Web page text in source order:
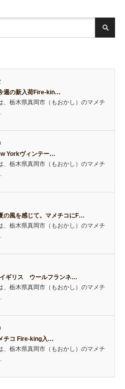
週の新入荷Fire-kin…
、栃木県真岡市（もおかし）のマメチ
Yorkヴィンテー…
、栃木県真岡市（もおかし）のマメチ
の風を感じて。マメチコにF…
、栃木県真岡市（もおかし）のマメチ
ギリス ウールフランネ…
、栃木県真岡市（もおかし）のマメチ
チコ Fire-king入…
、栃木県真岡市（もおかし）のマメチ